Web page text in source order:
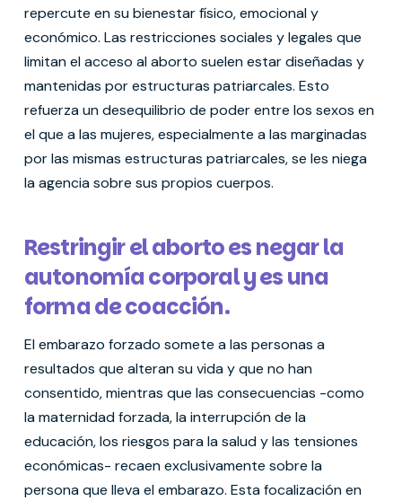
repercute en su bienestar físico, emocional y
económico. Las restricciones sociales y legales que
limitan el acceso al aborto suelen estar diseñadas y
mantenidas por estructuras patriarcales. Esto
refuerza un desequilibrio de poder entre los sexos en
el que a las mujeres, especialmente a las marginadas
por las mismas estructuras patriarcales, se les niega
la agencia sobre sus propios cuerpos.
Restringir el aborto es negar la
autonomía corporal y es una
forma de coacción.
El embarazo forzado somete a las personas a
resultados que alteran su vida y que no han
consentido, mientras que las consecuencias -como
la maternidad forzada, la interrupción de la
educación, los riesgos para la salud y las tensiones
económicas- recaen exclusivamente sobre la
persona que lleva el embarazo. Esta focalización en